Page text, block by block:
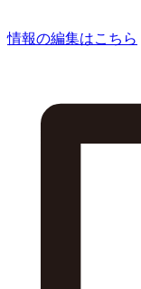
情報の編集はこちら